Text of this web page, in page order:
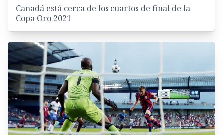
Canadá está cerca de los cuartos de final de la
Copa Oro 2021